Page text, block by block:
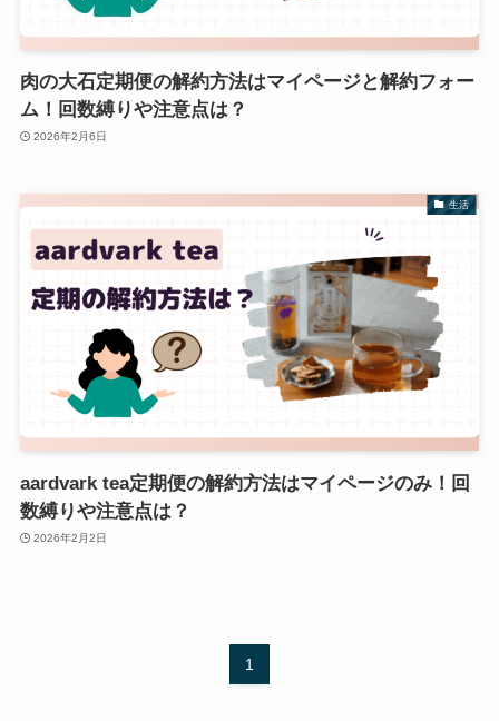
肉の大石定期便の解約方法はマイページと解約フォー
ム！回数縛りや注意点は？
2026年2月6日
生活
aardvark tea定期便の解約方法はマイページのみ！回
数縛りや注意点は？
2026年2月2日
1